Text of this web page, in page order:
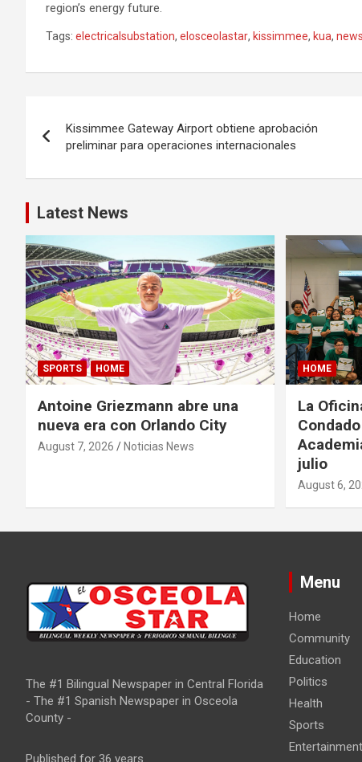
region’s energy future.
Tags: electricalsubstation, elosceolastar, kissimmee, kua, news
s
t
n
a
v
i
g
a
o
n
Kissimmee Gateway Airport obtiene aprobación
preliminar para operaciones internacionales
Latest News
SPORTS HOME
Antoine Griezmann abre una
nueva era con Orlando City
August 7, 2026 Noticias News
HOME
La
julio
August 6,
The #1 Bilingual Newspaper in Central Florida
- The #1 Spanish Newspaper in Osceola
County -
Published for 36 years
Menu
Home
Community
Education
Politics
Health
Sports
Entertainment